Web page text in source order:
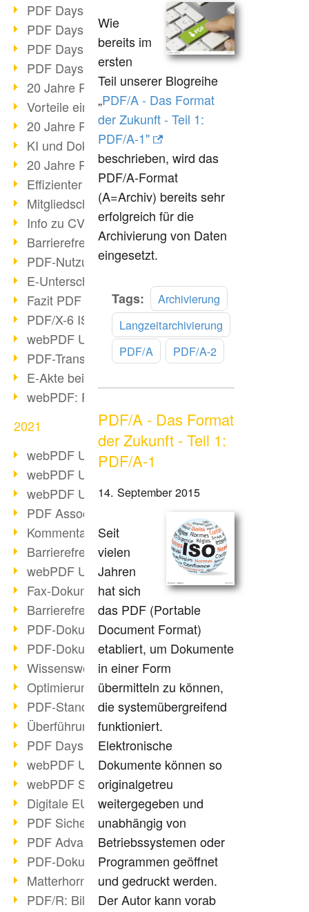
PDF Days 2022 Themenblock 3
PDF Days 2022 Themenblock 2
PDF Days 2022 Themenblock 1
PDF Days Europe 2022
20 Jahre PDF/X (Teil 3)
Vorteile einer PDF-Businesslösung
20 Jahre PDF/X (Teil 2)
KI und Dokumenten-Management
20 Jahre PDF/X (Teil 1)
Effizienter Dokumenten Workflow
Mitgliedschaft PDF Association
Info zu CVE-2022-22965
Barrierefreiheit mehr als Inklusion
PDF-Nutzung durch Pandemie
E-Unterschriften für Verwaltung
Fazit PDF Days 2021
PDF/X-6 ISO-Norm
webPDF Update 8.0.0.2393
PDF-Transparenz beim PDF-Format
E-Akte bei Behörden
webPDF: PDF-Anhänge verwalten
2021
webPDF Update 8.0.0.2376
webPDF Update 8.0.0.2374
webPDF Update 8.0.0.2372
PDF Association 2021 Entwicklungen
Kommentare im PDF einfügen
Barrierefreie PDF-Dokumente (3/3)
webPDF Update 8.0.0.2338
Fax-Dokumente in Workflow
Barrierefreie PDF-Dokumente (2/3)
PDF-Dokumente mit OCR optimieren
PDF-Dokumente barrierefrei?
Wissenswertes über E-Signatur
Optimierung des PDF-Formats
PDF-Standards im Überblick
Überführung PDF/A in Archivsystem
PDF Days Europe 2021
webPDF Update 8.0.0.2282
webPDF Statistik-Auswertungen
Digitale EU COVID-Zertifikate
PDF Sicherheitseinstellungen
PDF Advanced Electronic Signature
PDF-Dokumente neu organisieren
Matterhorn Protokoll 1.1 verfügbar
PDF/R: Bildformat der Zukunft
Wie
bereits im
ersten
Teil unserer Blogreihe
„PDF/A - Das Format
der Zukunft - Teil 1:
PDF/A-1"
beschrieben, wird das
PDF/A-Format
(A=Archiv) bereits sehr
erfolgreich für die
Archivierung von Daten
eingesetzt.
Tags:
Archivierung
Langzeitarchivierung
PDF/A
PDF/A-2
PDF/A - Das Format
der Zukunft - Teil 1:
PDF/A-1
14. September 2015
Seit
vielen
Jahren
hat sich
das PDF (Portable
Document Format)
etabliert, um Dokumente
in einer Form
übermitteln zu können,
die systemübergreifend
funktioniert.
Elektronische
Dokumente können so
originalgetreu
weitergegeben und
unabhängig von
Betriebssystemen oder
Programmen geöffnet
und gedruckt werden.
Der Autor kann vorab